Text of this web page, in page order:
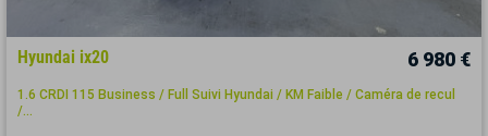
Hyundai ix20 6 980 €
1.6 CRDI 115 Business / Full Suivi Hyundai / KM Faible / Caméra de recul
/...